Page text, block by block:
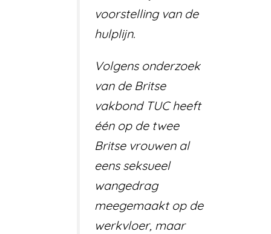
voorstelling van de
hulplijn.
Volgens onderzoek
van de Britse
vakbond TUC heeft
één op de twee
Britse vrouwen al
eens seksueel
wangedrag
meegemaakt op de
werkvloer, maar